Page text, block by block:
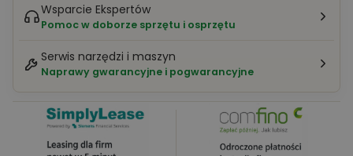
Wsparcie Ekspertów
Pomoc w doborze sprzętu i osprzętu
Serwis narzędzi i maszyn
Naprawy gwarancyjne i pogwarancyjne